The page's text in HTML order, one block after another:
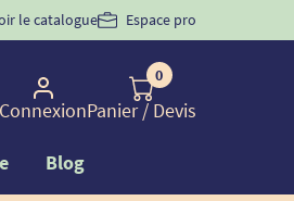
d'incontinence
le catalogue Espace pro
Connexion
0
Panier/ Devis
Blog